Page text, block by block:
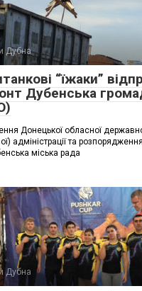
Дубна
“їжаки”
Дубенська
Донецької обласної
адміністрації та
міська рада
Дубна